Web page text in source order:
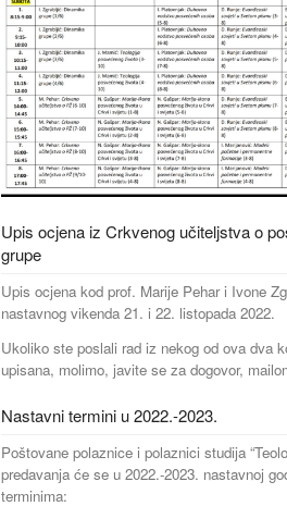
Upis ocjena iz Crkvenog učiteljstva o
grupe
Upis ocjena kod prof. Marije Pehar i Ivone
nastavnog vikenda 21. i 22. listopada 2022.
Ukoliko ste poslali rad iz nekog od ova dva
upisana, molimo, javite se za dogovor,
Nastavni termini u 2022.-2023.
Poštovane polaznice i polaznici studija
predavanja će se u 2022.-2023. nastavnoj
terminima: